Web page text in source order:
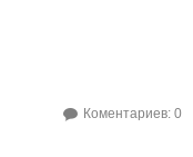
Коментариев: 0